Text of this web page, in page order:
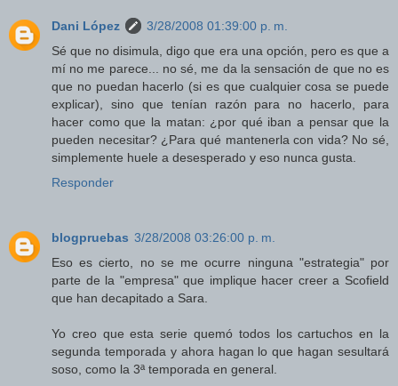
Dani López
3/28/2008 01:39:00 p. m.
Sé que no disimula, digo que era una opción, pero es que a
mí no me parece... no sé, me da la sensación de que no es
que no puedan hacerlo (si es que cualquier cosa se puede
explicar), sino que tenían razón para no hacerlo, para
hacer como que la matan: ¿por qué iban a pensar que la
pueden necesitar? ¿Para qué mantenerla con vida? No sé,
simplemente huele a desesperado y eso nunca gusta.
Responder
blogpruebas 3/28/2008 03:26:00 p. m.
Eso es cierto, no se me ocurre ninguna "estrategia" por
parte de la "empresa" que implique hacer creer a Scofield
que han decapitado a Sara.
Yo creo que esta serie quemó todos los cartuchos en la
segunda temporada y ahora hagan lo que hagan sesultará
soso, como la 3ª temporada en general.